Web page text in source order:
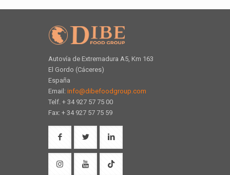
Autovía de Extremadura A5, Km 163
El Gordo (Cáceres)
España
Email: info@dibefoodgroup.com
Telf. + 34 927 57 75 00
Fax: + 34 927 57 75 59